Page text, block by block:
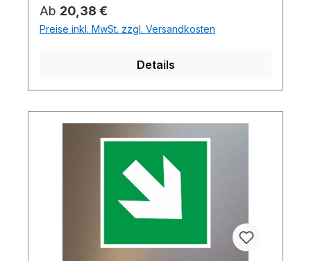
Regulärer Preis:
Ab 20,38 €
Preise inkl. MwSt. zzgl. Versandkosten
Details